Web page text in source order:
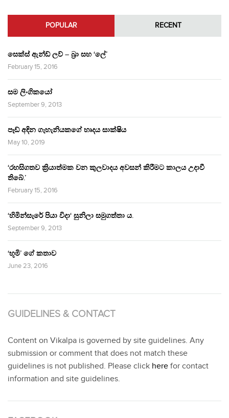
POPULAR RECENT
සෙක්ස් ඇන්ඩ් ලව් – බ්‍රා සහ ‘ලේ’
February 15, 2016
සම ලිංගිකයෝ
September 9, 2013
පෑඩ් අඳින ගැහැනියකගේ හෘදය සාක්ෂිය
May 10, 2019
‘රහසිගතව ක්‍රියාත්මක වන කුලවාදය අවසන් කිරීමට කාලය උදාවී
තිබේ.’
February 15, 2016
‘හිමින්සැරේ පියා විදා‘ සුනිලා සමුගත්තා ය.
September 9, 2013
‘භූමි’ ගේ කතාව
June 23, 2016
GUIDELINES & CONTACT
Content on Vikalpa is governed by site guidelines. Any
submission or comment that does not match these
guidelines is not published. Please click here for contact
information and site guidelines.